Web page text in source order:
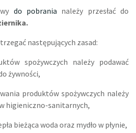
do pobrania należy przesłać do
następujących zasad:
spożywczych należy podawać
żywności,
produktów spożywczych należy
higieniczno-sanitarnych,
bieżąca woda oraz mydło w płynie,